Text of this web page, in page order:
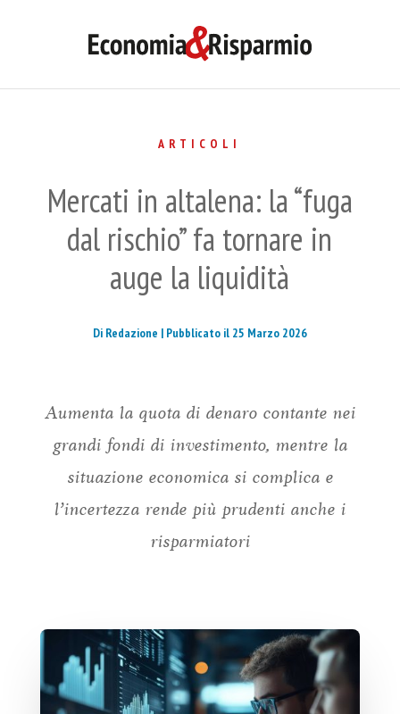
ARTICOLI
Mercati in altalena: la “fuga
dal rischio” fa tornare in
auge la liquidità
Di Redazione | Pubblicato il 25 Marzo 2026
Aumenta la quota di denaro contante nei
grandi fondi di investimento, mentre la
situazione economica si complica e
l’incertezza rende più prudenti anche i
risparmiatori